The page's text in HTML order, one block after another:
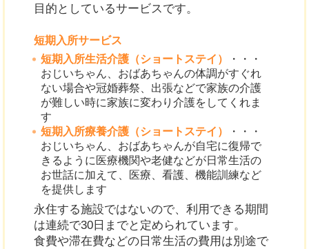
目的としているサービスです。
短期入所サービス
短期入所生活介護（ショートステイ）
・・・
おじいちゃん、おばあちゃんの体調がすぐれ
ない場合や冠婚葬祭、出張などで家族の介護
が難しい時に家族に変わり介護をしてくれま
す
短期入所療養介護（ショートステイ）
・・・
おじいちゃん、おばあちゃんが自宅に復帰で
きるように医療機関や老健などが日常生活の
お世話に加えて、医療、看護、機能訓練など
を提供します
永住する施設ではないので、利用できる期間
は連続で30日までと定められています。
食費や滞在費などの日常生活の費用は別途で